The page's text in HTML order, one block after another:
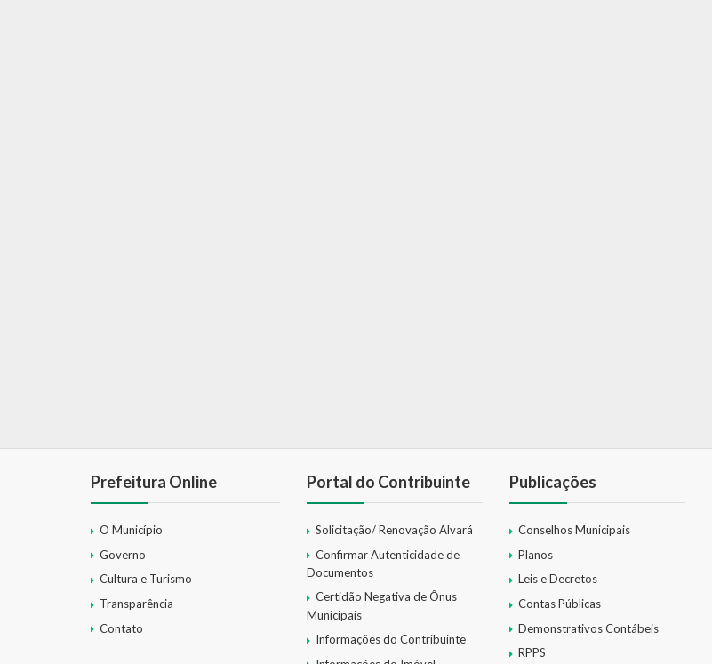
Prefeitura Online
O Município
Governo
Cultura e Turismo
Transparência
Contato
Portal do Contribuinte
Solicitação/ Renovação Alvará
Confirmar Autenticidade de
Documentos
Certidão Negativa de Ônus
Municipais
Informações do Contribuinte
Publicações
Conselhos Municipais
Planos
Leis e Decretos
Contas Públicas
Demonstrativos Contábeis
RPPS